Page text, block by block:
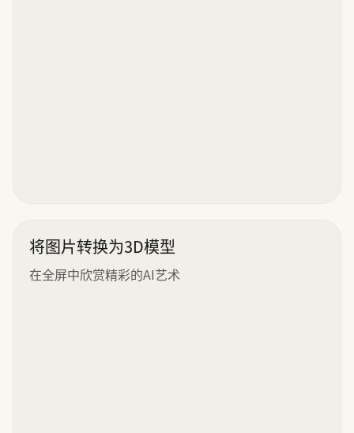
将图片转换为3D模型
在全屏中欣赏精彩的AI艺术